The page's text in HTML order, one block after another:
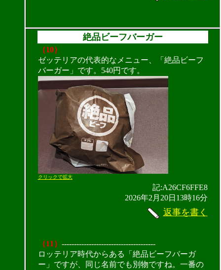
絶品ビーフバーガー
（10）
ゼッテリアの代表的なメニュー、「絶品ビーフ
バーガー」です。540円です。
クリックで拡大
記:A26CF6FFE8
2026年2月20日13時16分
返事を書く
（11） --------------------------------------
ロッテリア時代からある「絶品ビーフバーガ
ー」ですが、同じ名前でも別物ですね。一番の